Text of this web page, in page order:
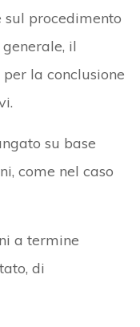
procedimento
il
la conclusione
su base
come nel caso
a termine
di